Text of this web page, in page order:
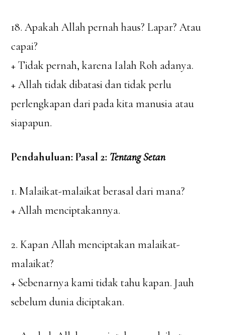
18. Apakah Allah pernah haus? Lapar? Atau
capai?
+ Tidak pernah, karena Ialah Roh adanya.
+ Allah tidak dibatasi dan tidak perlu
perlengkapan dari pada kita manusia atau
siapapun.
Pendahuluan: Pasal 2: Tentang Setan
1. Malaikat-malaikat berasal dari mana?
+ Allah menciptakannya.
2. Kapan Allah menciptakan malaikat-
malaikat?
+ Sebenarnya kami tidak tahu kapan. Jauh
sebelum dunia diciptakan.